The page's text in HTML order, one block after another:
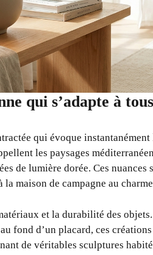
qui s’adapte à
qui évoque instantanément
les paysages
de lumière dorée. Ces nuances
maison de campagne au
et la durabilité des
fond d’un placard, ces
de véritables sculptures